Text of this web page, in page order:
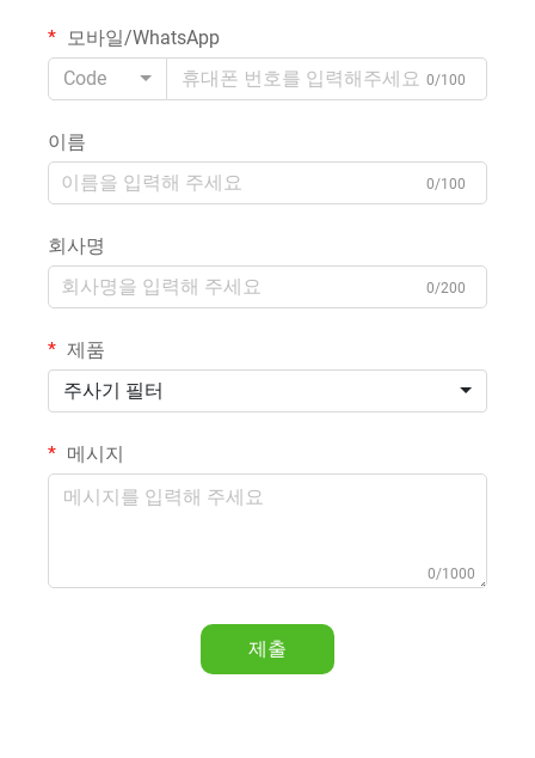
모바일/WhatsApp
Code
0/100
이름
0/100
회사명
0/200
제품
주사기 필터
메시지
0/1000
제출